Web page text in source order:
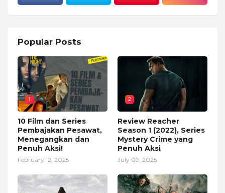
Popular Posts
1
10 Film dan Series
Pembajakan Pesawat,
Menegangkan dan
Penuh Aksi!
February 12, 2025
2
Review Reacher
Season 1 (2022), Series
Mystery Crime yang
Penuh Aksi
July 09, 2025